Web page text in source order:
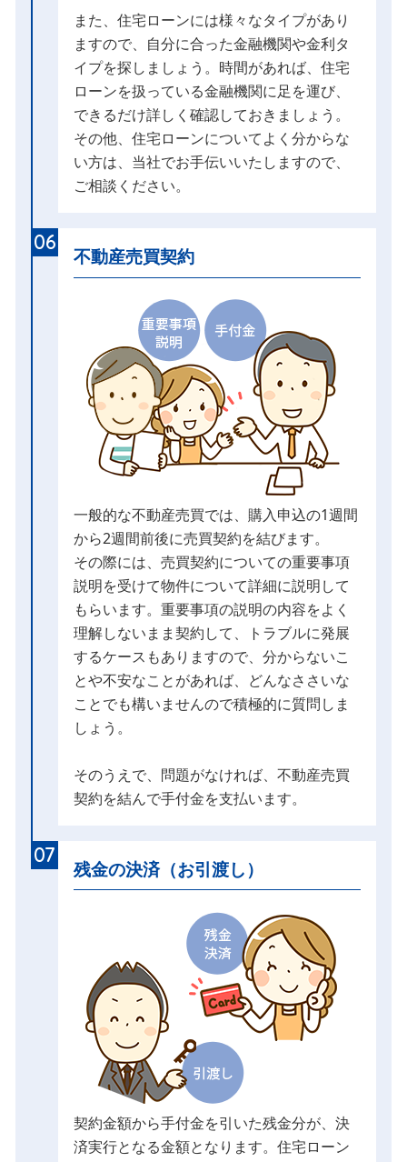
また、住宅ローンには様々なタイプがあり
ますので、自分に合った金融機関や金利タ
イプを探しましょう。時間があれば、住宅
ローンを扱っている金融機関に足を運び、
できるだけ詳しく確認しておきましょう。
その他、住宅ローンについてよく分からな
い方は、当社でお手伝いいたしますので、
ご相談ください。
06
不動産売買契約
一般的な不動産売買では、購入申込の1週間
から2週間前後に売買契約を結びます。
その際には、売買契約についての重要事項
説明を受けて物件について詳細に説明して
もらいます。重要事項の説明の内容をよく
理解しないまま契約して、トラブルに発展
するケースもありますので、分からないこ
とや不安なことがあれば、どんなささいな
ことでも構いませんので積極的に質問しま
しょう。
そのうえで、問題がなければ、不動産売買
契約を結んで手付金を支払います。
07
残金の決済（お引渡し）
契約金額から手付金を引いた残金分が、決
済実行となる金額となります。住宅ローン